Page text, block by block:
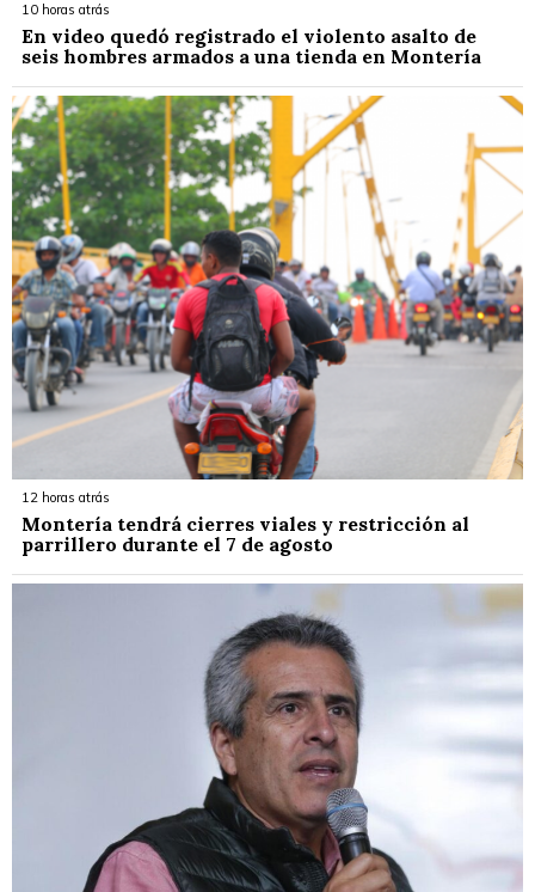
10 horas atrás
En video quedó registrado el violento asalto de
seis hombres armados a una tienda en Montería
12 horas atrás
Montería tendrá cierres viales y restricción al
parrillero durante el 7 de agosto